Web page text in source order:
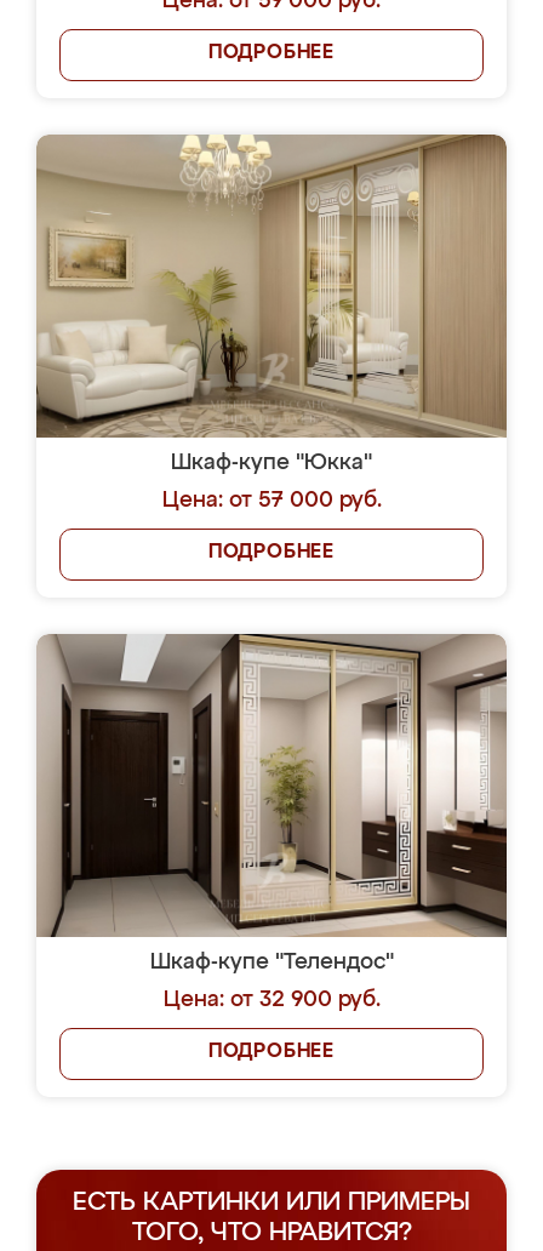
ПОДРОБНЕЕ
Шкаф-купе "Юкка"
Цена: от 57 000 руб.
ПОДРОБНЕЕ
Шкаф-купе "Телендос"
Цена: от 32 900 руб.
ПОДРОБНЕЕ
ЕСТЬ КАРТИНКИ ИЛИ ПРИМЕРЫ
ТОГО, ЧТО НРАВИТСЯ?